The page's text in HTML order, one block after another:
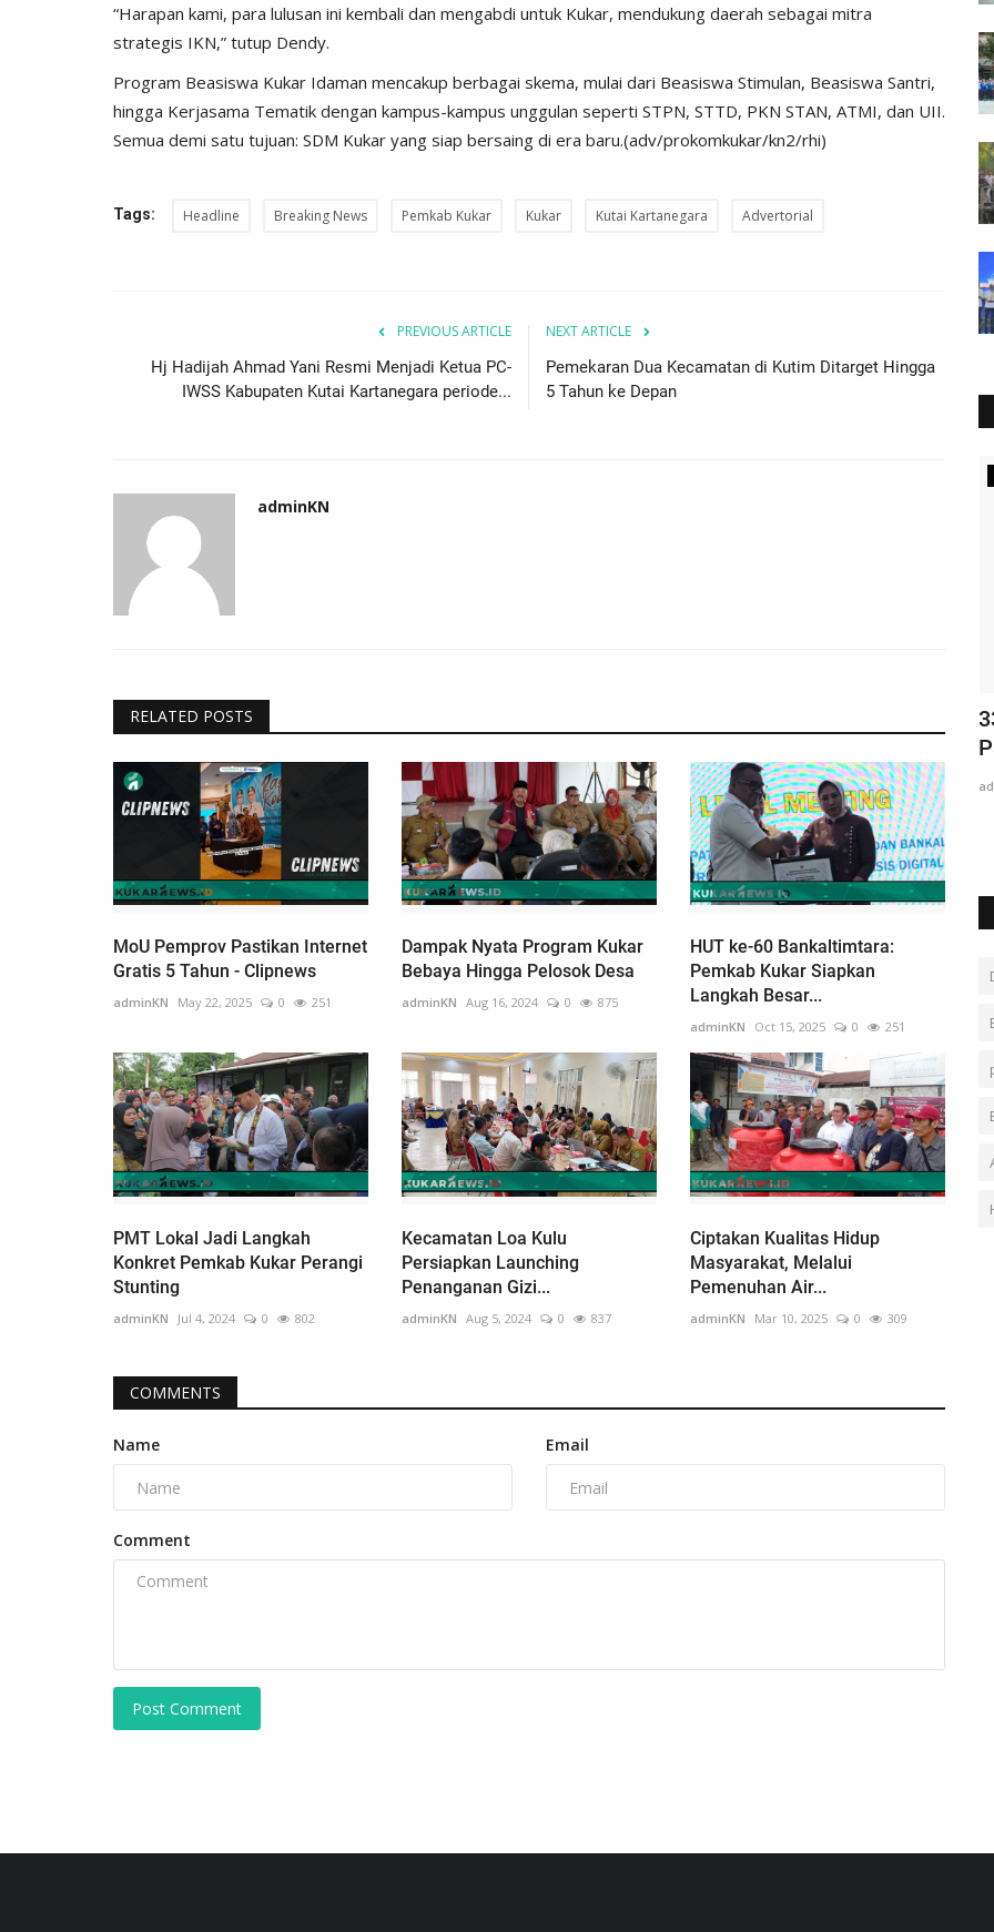
“Harapan kami, para lulusan ini kembali dan mengabdi untuk Kukar, mendukung daerah sebagai mitra
strategis IKN,” tutup Dendy.
Program Beasiswa Kukar Idaman mencakup berbagai skema, mulai dari Beasiswa Stimulan, Beasiswa Santri,
hingga Kerjasama Tematik dengan kampus-kampus unggulan seperti STPN, STTD, PKN STAN, ATMI, dan UII.
Semua demi satu tujuan: SDM Kukar yang siap bersaing di era baru.(adv/prokomkukar/kn2/rhi)
Tags: Headline Breaking News Pemkab Kukar Kukar Kutai Kartanegara Advertorial
PREVIOUS ARTICLE
Hj Hadijah Ahmad Yani Resmi Menjadi Ketua PC-
IWSS Kabupaten Kutai Kartanegara periode...
NEXT ARTICLE
Pemekaran Dua Kecamatan di Kutim Ditarget Hingga
5 Tahun ke Depan
adminKN
RELATED POSTS
MoU Pemprov Pastikan Internet
Gratis 5 Tahun - Clipnews
adminKN May 22, 2025 0 251
Dampak Nyata Program Kukar
Bebaya Hingga Pelosok Desa
adminKN Aug 16, 2024 0 875
HUT ke-60 Bankaltimtara:
Pemkab Kukar Siapkan
Langkah Besar...
adminKN Oct 15, 2025 0 251
PMT Lokal Jadi Langkah
Konkret Pemkab Kukar Perangi
Stunting
adminKN Jul 4, 2024 0 802
Kecamatan Loa Kulu
Persiapkan Launching
Penanganan Gizi...
adminKN Aug 5, 2024 0 837
Ciptakan Kualitas Hidup
Masyarakat, Melalui
Pemenuhan Air...
adminKN Mar 10, 2025 0 309
COMMENTS
Name Email
Comment
Post Comment
Gelar Fun Rally Pengembangan Penyelenggaraan
admin Dec 1, 2020 adminKN May 7, 2026 0 308